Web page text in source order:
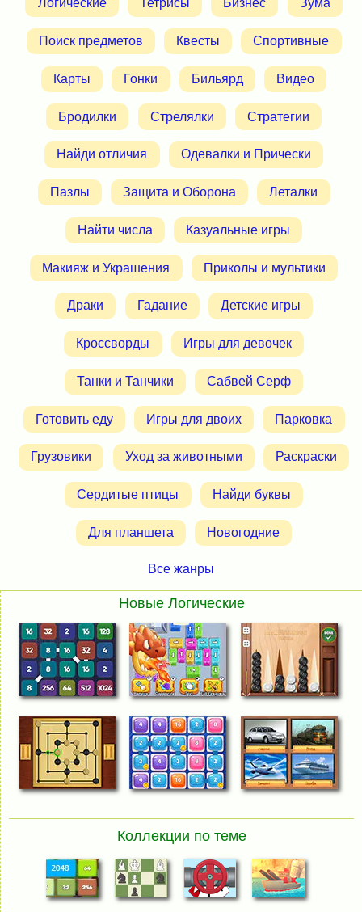
Логические Тетрисы Бизнес Зума
Поиск предметов Квесты Спортивные
Карты Гонки Бильярд Видео
Бродилки Стрелялки Стратегии
Найди отличия Одевалки и Прически
Пазлы Защита и Оборона Леталки
Найти числа Казуальные игры
Макияж и Украшения Приколы и мультики
Драки Гадание Детские игры
Кроссворды Игры для девочек
Танки и Танчики Сабвей Серф
Готовить еду Игры для двоих Парковка
Грузовики Уход за животными Раскраски
Сердитые птицы Найди буквы
Для планшета Новогодние
Все жанры
Новые Логические
Коллекции по теме